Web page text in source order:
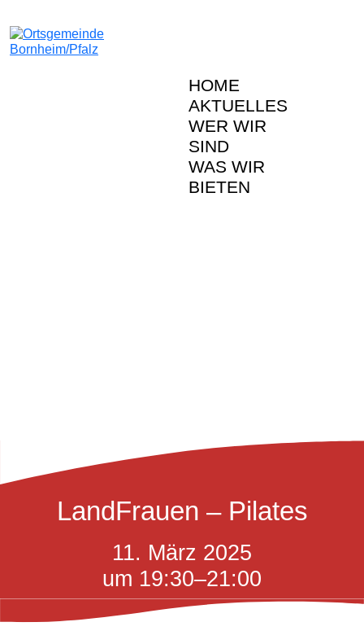
HOME
AKTUELLES
WER WIR
SIND
WAS WIR
BIETEN
LandFrauen – Pilates
11. März 2025
um 19:30–21:00